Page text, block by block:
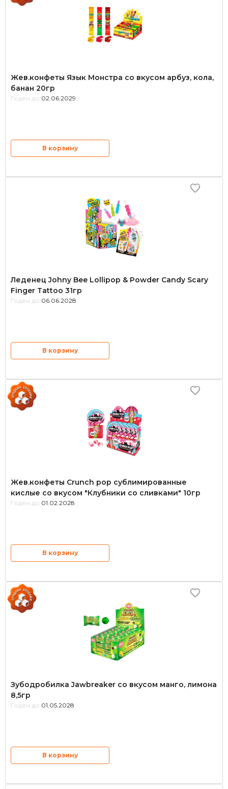
Жев.конфеты Язык Монстра со вкусом арбуз, кола,
банан 20гр
Годен до: 02.06.2029
В корзину
Леденец Johny Bee Lollipop & Powder Candy Scary
Finger Tattoo 31гр
Годен до: 06.06.2028
В корзину
Жев.конфеты Crunch pop сублимированные
кислые со вкусом "Клубники со сливками" 10гр
Годен до: 01.02.2028
В корзину
Зубодробилка Jawbreaker со вкусом манго, лимона
8,5гр
Годен до: 01.05.2028
В корзину